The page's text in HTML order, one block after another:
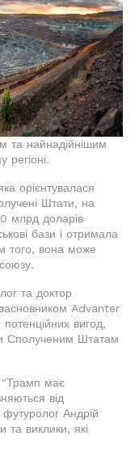
та найнадійнішим
орієнтувалася
Штати, на
млрд доларів
бази і отримала
того, вона може
та доктор
Advanter
вигод,
Сполученим Штатам
"Трамп має
від
футуролог Андрій
та виклики, які